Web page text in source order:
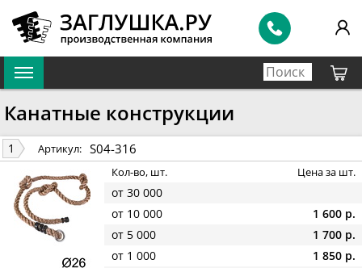
Канатные конструкции
1 Артикул: S04-316
Кол-во, шт. Цена за шт.
от 30 000
от 10 000
1 600 р.
от 5 000
1 700 р.
от 1 000
1 850 р.